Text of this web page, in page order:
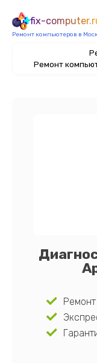
fix-
Ремонт компьютеров в
Ремонт